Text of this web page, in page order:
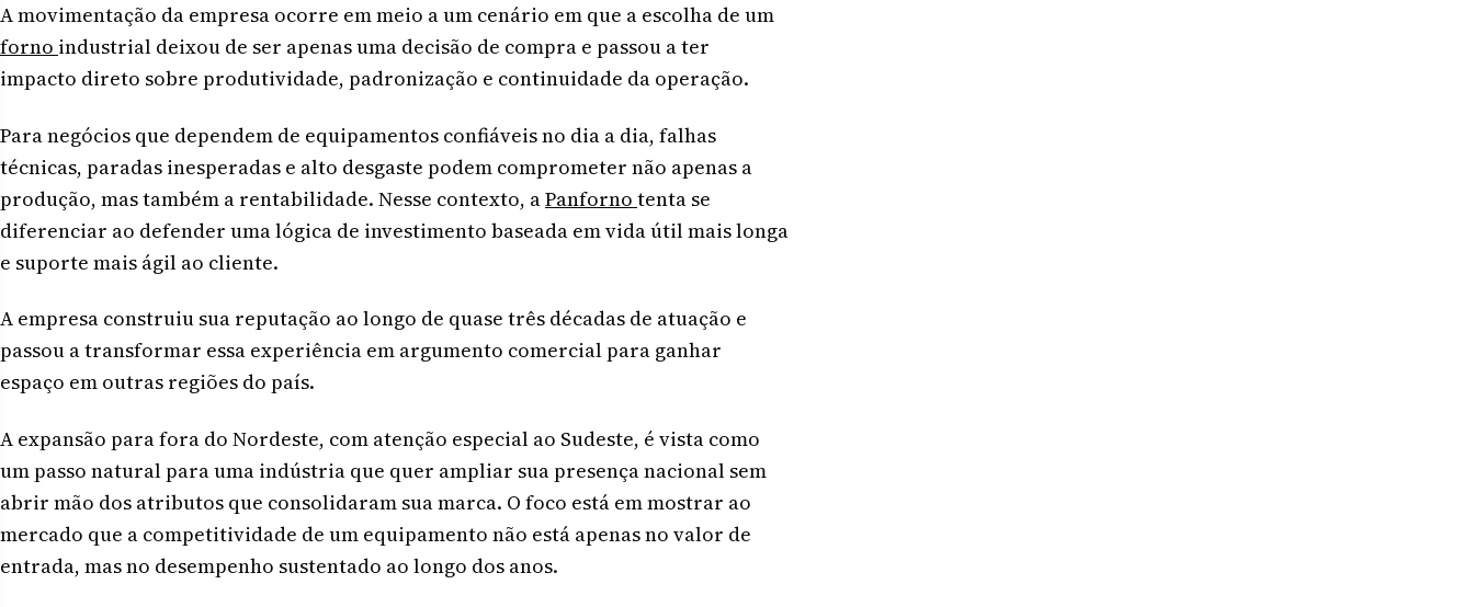
A movimentação da empresa ocorre em meio a um cenário em que a escolha de um
forno industrial deixou de ser apenas uma decisão de compra e passou a ter
impacto direto sobre produtividade, padronização e continuidade da operação.
Para negócios que dependem de equipamentos confiáveis no dia a dia, falhas
técnicas, paradas inesperadas e alto desgaste podem comprometer não apenas a
produção, mas também a rentabilidade. Nesse contexto, aPanforno tenta se
diferenciar ao defender uma lógica de investimento baseada em vida útil mais longa
e suporte mais ágil ao cliente.
A empresa construiu sua reputação ao longo de quase três décadas de atuação e
passou a transformar essa experiência em argumento comercial para ganhar
espaço em outras regiões do país.
A expansão para fora do Nordeste, com atenção especial ao Sudeste, é vista como
um passo natural para uma indústria que quer ampliar sua presença nacional sem
abrir mão dos atributos que consolidaram sua marca. O foco está em mostrar ao
mercado que a competitividade de um equipamento não está apenas no valor de
entrada, mas no desempenho sustentado ao longo dos anos.